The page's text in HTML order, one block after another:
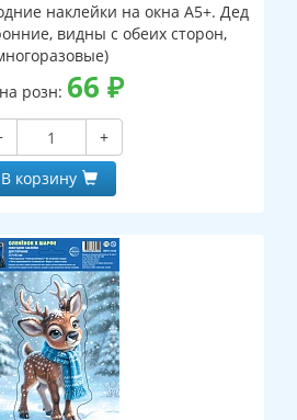
наклейки на окна А5+. Дед
видны с обеих сторон,
розн: 66 ₽
+
В корзину